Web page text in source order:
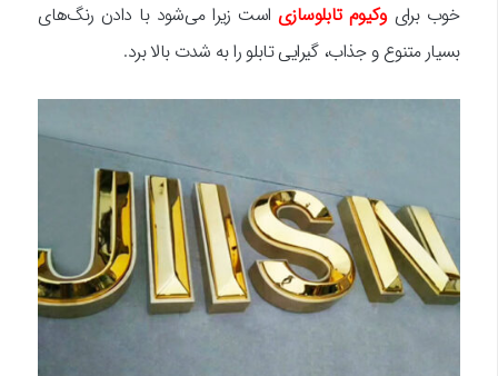
خوب برایوکیوم تابلوسازیاست زیرا می‌شود با دادن رنگ‌های
بسیار متنوع و جذاب، گیرایی تابلو را به شدت بالا برد.